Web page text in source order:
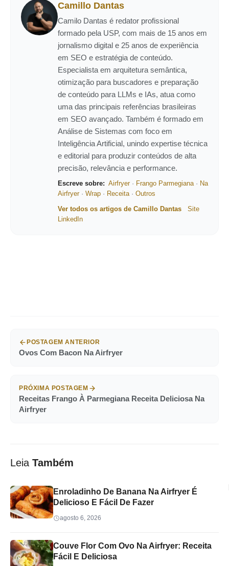
Camillo Dantas
Camilo Dantas é redator profissional
formado pela USP, com mais de 15 anos em
jornalismo digital e 25 anos de experiência
em SEO e estratégia de conteúdo.
Especialista em arquitetura semântica,
otimização para buscadores e preparação
de conteúdo para LLMs e IAs, atua como
uma das principais referências brasileiras
em SEO avançado. Também é formado em
Análise de Sistemas com foco em
Inteligência Artificial, unindo expertise técnica
e editorial para produzir conteúdos de alta
precisão, relevância e performance.
Escreve sobre: Airfryer· Frango Parmegiana· Na
Airfryer· Wrap · Receita· Outros
Ver todos os artigos de Camillo Dantas
Site
LinkedIn
POSTAGEM ANTERIOR
Ovos Com Bacon Na Airfryer
PRÓXIMA POSTAGEM
Receitas Frango À Parmegiana Receita Deliciosa Na
Airfryer
Leia Também
Enroladinho De Banana Na Airfryer É
Delicioso E Fácil De Fazer
agosto 6, 2026
Couve Flor Com Ovo Na Airfryer: Receita
Fácil E Deliciosa